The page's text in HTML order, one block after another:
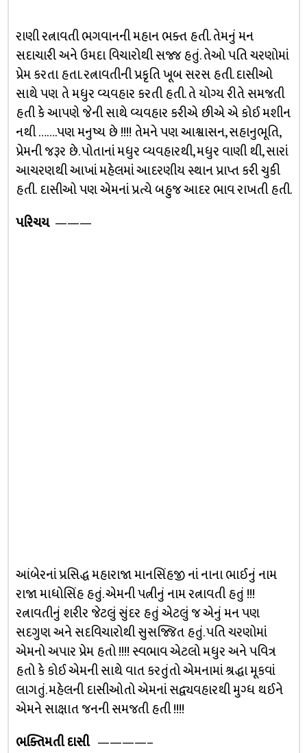
રાણી રત્નાવતી ભગવાનની મહાન ભક્ત હતી. તેમનું મન
સદાચારી અને ઉમદા વિચારોથી સજ્જ હતું. તેઓ પતિ ચરણોમાં
પ્રેમ કરતા હતા. રત્નાવતીની પ્રકૃતિ ખૂબ સરસ હતી. દાસીઓ
સાથે પણ તે મધુર વ્યવહાર કરતી હતી. તે યોગ્ય રીતે સમજતી
હતી કે આપણે જેની સાથે વ્યવહાર કરીએ છીએ એ કોઈ મશીન
નથી …….પણ મનુષ્ય છે !!!! તેમને પણ આશ્વાસન, સહાનુભૂતિ,
પ્રેમની જરૂર છે. પોતાનાં મધુર વ્યવહારથી, મધુર વાણી થી, સારાં
આચરણથી આખાં મહેલમાં આદરણીય સ્થાન પ્રાપ્ત કરી ચુકી
હતી. દાસીઓ પણ એમનાં પ્રત્યે બહુજ આદર ભાવ રાખતી હતી.
પરિચય———
આંબેરનાં પ્રસિદ્ધ મહારાજા માનસિંહજી નાં નાના ભાઈનું નામ
રાજા માધોસિંહ હતું. એમની પત્નીનું નામ રત્નાવતી હતું !!!
રત્નાવતીનું શરીર જેટલું સુંદર હતું એટલું જ એનું મન પણ
સદગુણ અને સદવિચારોથી સુસજ્જિત હતું. પતિ ચરણોમાં
એમનો અપાર પ્રેમ હતો !!!! સ્વભાવ એટલો મધુર અને પવિત્ર
હતો કે કોઈ એમની સાથે વાત કરતુંતો એમનામાં શ્રદ્ધા મૂકવાં
લાગતું. મહેલની દાસીઓતો એમનાં સદ્વ્યવહારથી મુગ્ધ થઈને
એમને સાક્ષાત જનની સમજતી હતી !!!!
ભક્તિમતી દાસી————–